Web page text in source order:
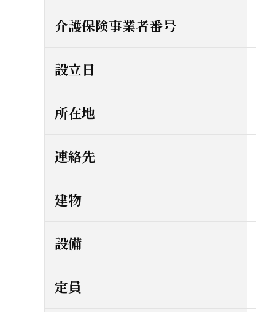
介護保険事業者番号
設立日
所在地
連絡先
建物
設備
定員